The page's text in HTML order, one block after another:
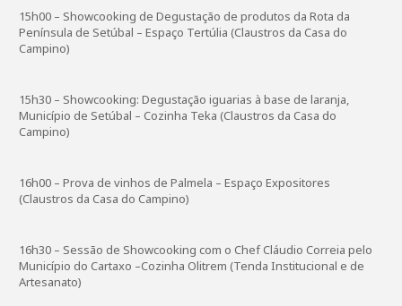
15h00 – Showcooking de Degustação de produtos da Rota da
Península de Setúbal – Espaço Tertúlia (Claustros da Casa do
Campino)
15h30 – Showcooking: Degustação iguarias à base de laranja,
Município de Setúbal – Cozinha Teka (Claustros da Casa do
Campino)
16h00 – Prova de vinhos de Palmela – Espaço Expositores
(Claustros da Casa do Campino)
16h30 – Sessão de Showcooking com o Chef Cláudio Correia pelo
Município do Cartaxo –Cozinha Olitrem (Tenda Institucional e de
Artesanato)